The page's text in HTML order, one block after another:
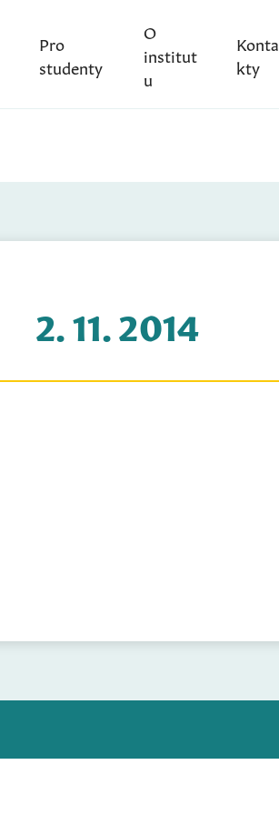
Pro
studenty
O
institut
u
Konta
kty
2. 11. 2014